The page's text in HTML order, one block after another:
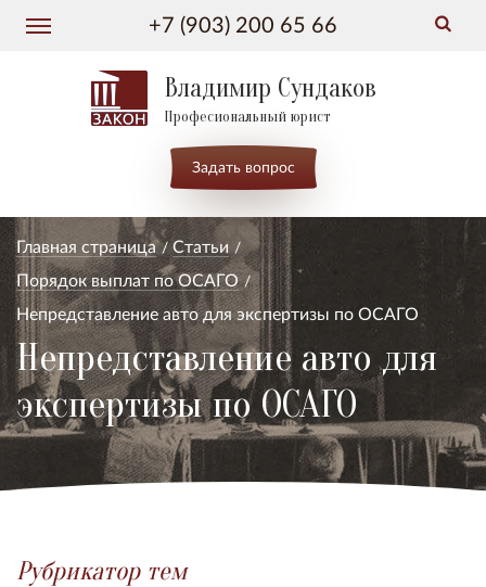
+7 (903) 200 65 66
Владимир Сундаков
Професиональный юрист
Задать вопрос
Главная страница
Статьи
Порядок выплат по ОСАГО
Непредставление авто для экспертизы по ОСАГО
Непредставление авто для
экспертизы по ОСАГО
Рубрикатор тем